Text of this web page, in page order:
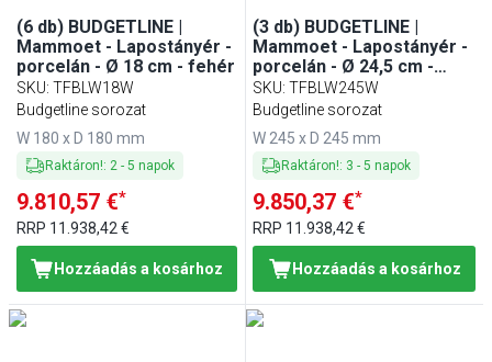
(6 db) BUDGETLINE |
Mammoet - Lapostányér -
porcelán - Ø 18 cm - fehér
SKU: TFBLW18W
Budgetline sorozat
W 180 x D 180 mm
Raktáron!: 2- 5 napok
9.810,57 €*
RRP 11.938,42 €
Hozzáadás a kosárhoz
(3 db) BUDGETLINE |
Mammoet - Lapostányér -
porcelán - Ø 24,5 cm -
fehér
SKU:TFBLW245W
Budgetline sorozat
W 245 x D 245 mm
Raktáron!: 3 -5 napok
9.850,37 €*
RRP 11.938,42 €
Hozzáadás a kosárhoz